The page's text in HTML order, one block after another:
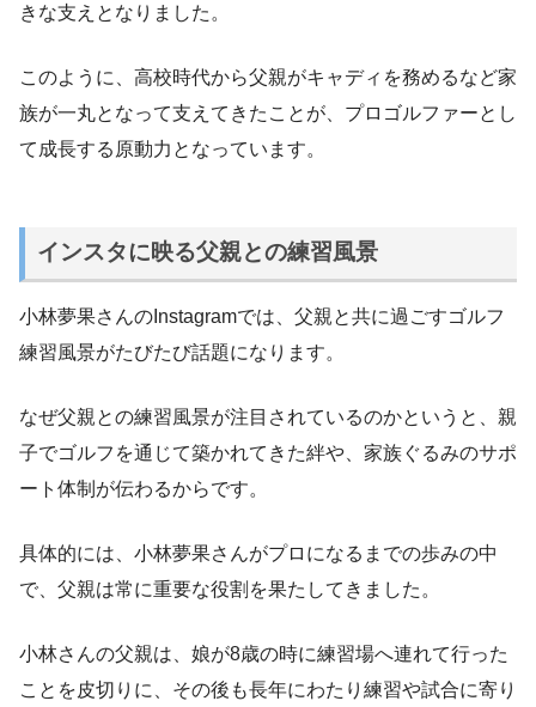
きな支えとなりました。
このように、高校時代から父親がキャディを務めるなど家
族が一丸となって支えてきたことが、プロゴルファーとし
て成長する原動力となっています。
インスタに映る父親との練習風景
小林夢果さんのInstagramでは、父親と共に過ごすゴルフ
練習風景がたびたび話題になります。
なぜ父親との練習風景が注目されているのかというと、親
子でゴルフを通じて築かれてきた絆や、家族ぐるみのサポ
ート体制が伝わるからです。
具体的には、小林夢果さんがプロになるまでの歩みの中
で、父親は常に重要な役割を果たしてきました。
小林さんの父親は、娘が8歳の時に練習場へ連れて行った
ことを皮切りに、その後も長年にわたり練習や試合に寄り